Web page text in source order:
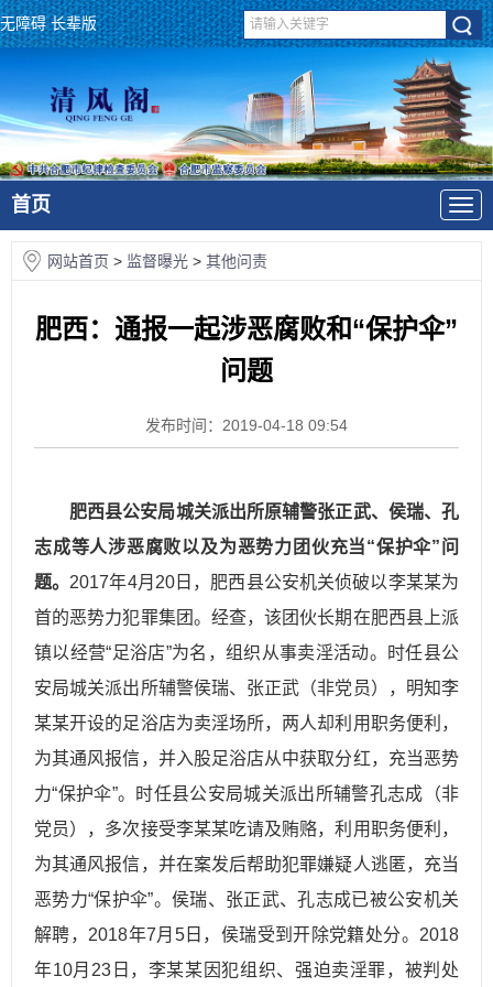
无障碍 长辈版
首页
网站首页 > 监督曝光 > 其他问责
肥西：通报一起涉恶腐败和“保护伞”
问题
发布时间：2019-04-18 09:54
肥西县公安局城关派出所原辅警张正武、侯瑞、孔
志成等人涉恶腐败以及为恶势力团伙充当“保护伞”问
题。 2017年4月20日，肥西县公安机关侦破以李某某为
首的恶势力犯罪集团。经查，该团伙长期在肥西县上派
镇以经营“足浴店”为名，组织从事卖淫活动。时任县公
安局城关派出所辅警侯瑞、张正武（非党员），明知李
某某开设的足浴店为卖淫场所，两人却利用职务便利，
为其通风报信，并入股足浴店从中获取分红，充当恶势
力“保护伞”。时任县公安局城关派出所辅警孔志成（非
党员），多次接受李某某吃请及贿赂，利用职务便利，
为其通风报信，并在案发后帮助犯罪嫌疑人逃匿，充当
恶势力“保护伞”。侯瑞、张正武、孔志成已被公安机关
解聘，2018年7月5日，侯瑞受到开除党籍处分。2018
年10月23日，李某某因犯组织、强迫卖淫罪，被判处